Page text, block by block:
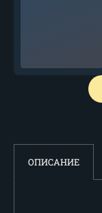
ОПИСАНИЕ